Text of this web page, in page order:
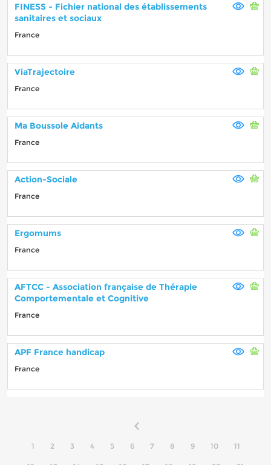
FINESS - Fichier national des établissements
sanitaires et sociaux
France
ViaTrajectoire
France
Ma Boussole Aidants
France
Action-Sociale
France
Ergomums
France
AFTCC - Association française de Thérapie
Comportementale et Cognitive
France
APF France handicap
France
1 2 3 4 5 6 7 8 9 10 11